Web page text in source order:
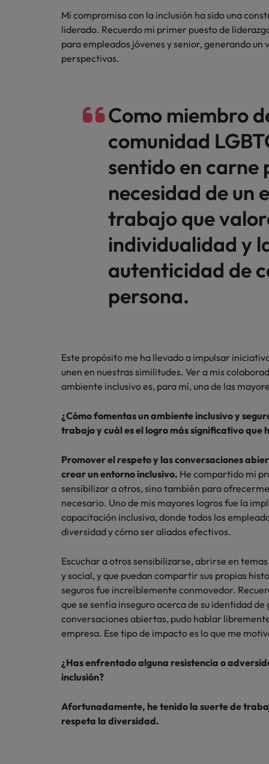
Consejos de carrera
Seis errores que evitar en tu
Aprende a desarrollar tus
parte de un equipo con espíritu
donde podrás aprender y
Mi compromiso con la inclusión ha sido una
liderado. Recuerdo mi primer puesto de
para empleados jóvenes y senior, generando
perspectivas.
Como miembro
comunidad
sentido en carne
necesidad de un
trabajo que
individualidad y
autenticidad de
persona.
Este propósito me ha llevado a impulsar
unen en nuestras similitudes. Ver a mis
ambiente inclusivo es, para mí, una de las
¿Cómo fomentas un ambiente inclusivo y
trabajo y cuál es el logro más significativo que
Promover el respeto y las conversaciones
crear un entorno inclusivo. He compartido mi
sensibilizar a otros, sino también para
necesario. Uno de mis mayores logros fue la
capacitación inclusiva, donde todos los
diversidad y cómo ser aliados efectivos.
Escuchar a otros sensibilizarse, abrirse en
y social, y que puedan compartir sus propias
seguros fue increíblemente conmovedor.
que se sentía inseguro acerca de su identidad
conversaciones abiertas, pudo hablar
empresa. Ese tipo de impacto es lo que me
¿Has enfrentado alguna resistencia o
inclusión?
Afortunadamente, he tenido la suerte de
respeta la diversidad.